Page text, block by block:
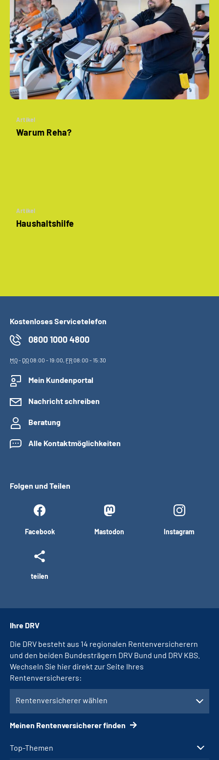
Artikel
Warum Reha?
Artikel
Haushaltshilfe
Kostenloses Servicetelefon
0800 1000 4800
MO- DO08:00 - 19:00, FR08:00 - 15:30
Mein Kundenportal
Nachricht schreiben
Beratung
Alle Kontaktmöglichkeiten
Folgen und Teilen
Facebook Mastodon Instagram
teilen
Top-Themen
Ihre DRV
Die DRV besteht aus 14 regionalen Rentenversicherern
und den beiden Bundesträgern DRV Bund und DRV KBS.
Wechseln Sie hier direkt zur Seite Ihres
Rentenversicherers:
Rentenversicherer wählen
Meinen Rentenversicherer finden